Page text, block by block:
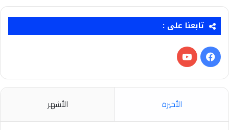
تابعنا على :
فيسبوك‫YouTube
الأخيرة الأشهر